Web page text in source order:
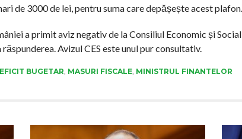
de 3000 de lei, pentru suma care depășește acest plafon.
a primit aviz negativ de la Consiliul Economic și
Avizul CES este unul pur consultativ.
BUGETAR MASURI FISCALE, MINISTRUL FINANTELOR